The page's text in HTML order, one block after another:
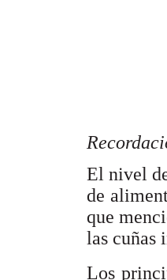
El nivel
de
que
las cuñas
Los